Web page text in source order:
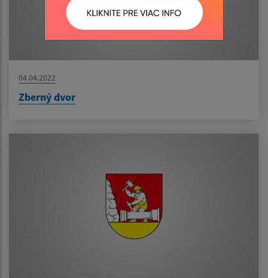
04.04.2022
Zberný dvor